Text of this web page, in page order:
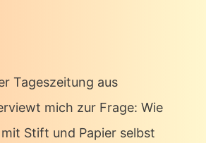
Tageszeitung aus
mich zur Frage: Wie
Stift und Papier selbst